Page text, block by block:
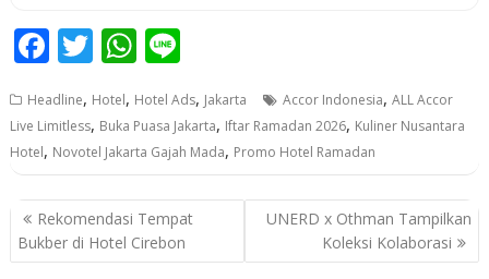
F
ac
e
b
o
o
k
T
w
itt
er
W
h
at
s
A
p
p
e
Headline, Hotel, Hotel Ads, Jakarta Accor Indonesia,ALL Accor
Live Limitless, Buka Puasa Jakarta, Iftar Ramadan 2026, Kuliner Nusantara
Hotel, Novotel Jakarta Gajah Mada, Promo Hotel Ramadan
P
o
Rekomendasi Tempat
Bukber di Hotel Cirebon
UNERD x Othman Tampilkan
Koleksi Kolaborasi